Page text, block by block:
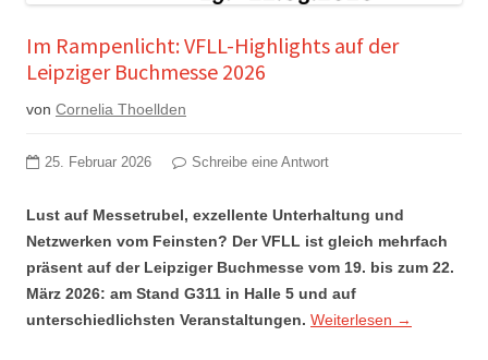
Im Rampenlicht: VFLL-Highlights auf der
Leipziger Buchmesse 2026
von Cornelia Thoellden
25. Februar 2026 Schreibe eine Antwort
Lust auf Messetrubel, exzellente Unterhaltung und
Netzwerken vom Feinsten? Der VFLL ist gleich mehrfach
präsent auf der Leipziger Buchmesse vom 19. bis zum 22.
März 2026: am Stand G311 in Halle 5 und auf
unterschiedlichsten Veranstaltungen. Weiterlesen →